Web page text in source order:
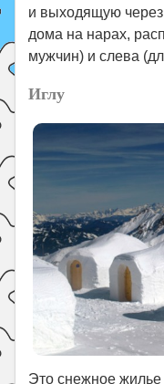
и выходящую
дома на нарах,
мужчин) и слева
Иглу
Это снежное